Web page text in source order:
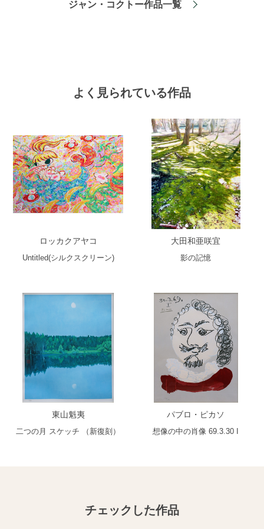
ジャン・コクトー作品一覧
よく見られている作品
ロッカクアヤコ
Untitled(シルクスクリーン)
大田和亜咲宜
影の記憶
東山魁夷
二つの月 スケッチ （新復刻）
パブロ・ピカソ
想像の中の肖像 69.3.30 I
チェックした作品